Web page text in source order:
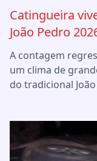
Catingueira
João Pedro
A contagem
um clima de
do tradicional